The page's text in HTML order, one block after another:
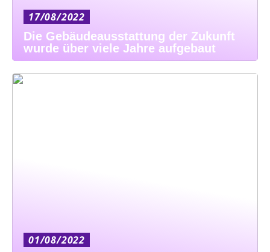
17/08/2022
Die Gebäudeausstattung der Zukunft
wurde über viele Jahre aufgebaut
01/08/2022